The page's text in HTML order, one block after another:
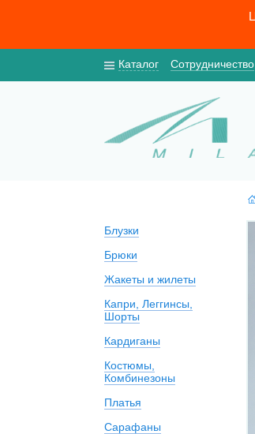
Каталог Сотрудничество
Блузки
Брюки
Жакеты и жилеты
Капри, Леггинсы,
Шорты
Кардиганы
Костюмы,
Комбинезоны
Платья
Сарафаны